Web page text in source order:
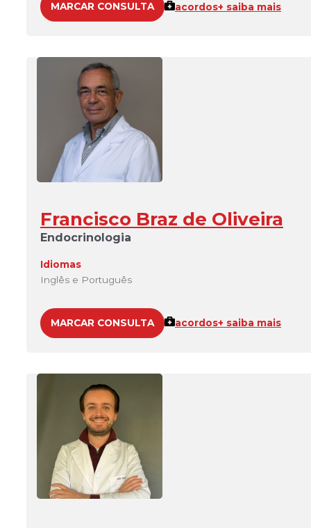
MARCAR CONSULTA acordos+ saiba mais
Francisco Braz de Oliveira
Endocrinologia
Idiomas
Inglês e Português
MARCAR CONSULTA acordos+ saiba mais